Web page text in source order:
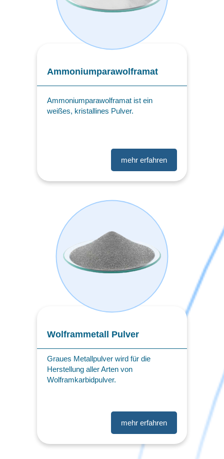
Ammoniumparawolframat
Ammoniumparawolframat ist ein
weißes, kristallines Pulver.
Wolframmetall Pulver
Graues Metallpulver wird für die
Herstellung aller Arten von
Wolframkarbidpulver.